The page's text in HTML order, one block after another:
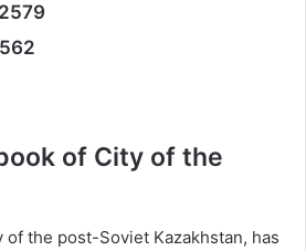
of City of the
of the post-Soviet Kazakhstan, has